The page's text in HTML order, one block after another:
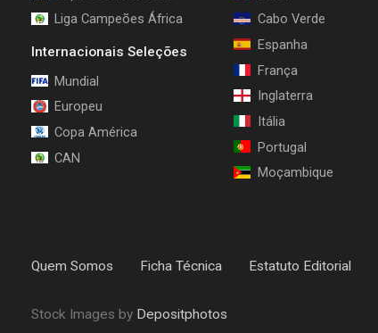
Liga Campeões África
Internacionais Seleções
Mundial
Europeu
Copa América
CAN
Cabo Verde
Espanha
França
Inglaterra
Itália
Portugal
Moçambique
Quem Somos Ficha Técnica Estatuto Editorial
Stock Images by Depositphotos